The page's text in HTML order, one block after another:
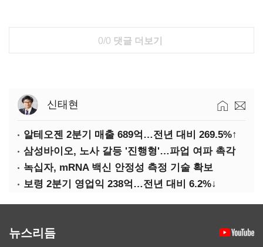
0/0 댓글 더보기
신태현
알테오젠 2분기 매출 689억…전년 대비 269.5%↑
삼성바이오, 노사 갈등 '진행형'…파업 여파 촉각
녹십자, mRNA 백신 안정성 측정 기술 확보
보령 2분기 영업익 238억…전년 대비 6.2%↓
뉴스리듬